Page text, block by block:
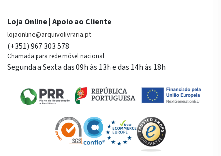
Loja Online | Apoio ao Cliente
lojaonline@arquivolivraria.pt
(+351) 967 303 578
Chamada para rede móvel nacional
Segunda a Sexta das 09h às 13h e das 14h às 18h